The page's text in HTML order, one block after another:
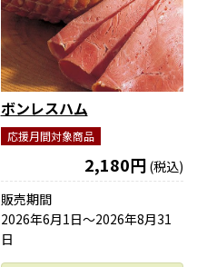
ボンレスハム
応援月間対象商品
2,180円 (税込)
販売期間
2026年6月1日〜2026年8月31
日